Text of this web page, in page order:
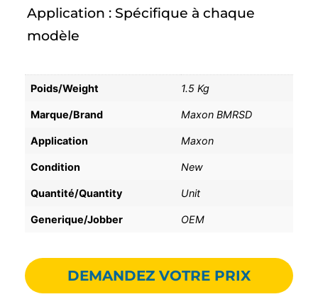
Application : Spécifique à chaque
modèle
Poids/Weight 1.5 Kg
Marque/Brand Maxon BMRSD
Application Maxon
Condition New
Quantité/Quantity Unit
Generique/Jobber OEM
DEMANDEZ VOTRE PRIX